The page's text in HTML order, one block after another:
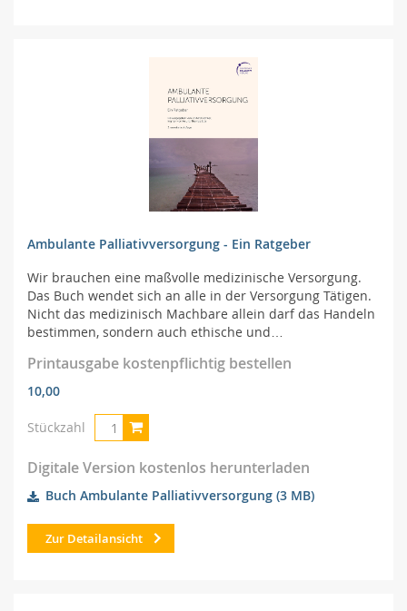
Ambulante Palliativversorgung - Ein Ratgeber
Wir brauchen eine maßvolle medizinische Versorgung.
Das Buch wendet sich an alle in der Versorgung Tätigen.
Nicht das medizinisch Machbare allein darf das Handeln
bestimmen, sondern auch ethische und…
Printausgabe kostenpflichtig bestellen
10,00
Stückzahl
Digitale Version kostenlos herunterladen
Buch Ambulante Palliativversorgung (3 MB)
Zur Detailansicht